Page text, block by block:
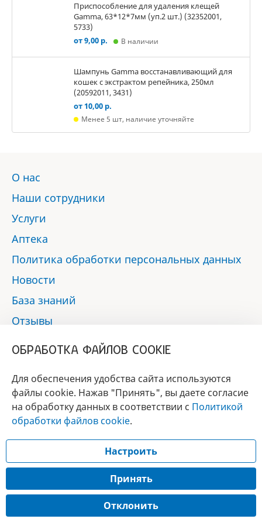
Приспособление для удаления клещей
Gamma, 63*12*7мм (уп.2 шт.) (32352001,
5733)
от 9,00 р.
В наличии
Шампунь Gamma восстанавливающий для
кошек с экстрактом репейника, 250мл
(20592011, 3431)
от 10,00 р.
Менее 5 шт, наличие уточняйте
О нас
Наши сотрудники
Услуги
Аптека
Политика обработки персональных данных
Новости
База знаний
Отзывы
БРЕНД
ГОДА 2017 - 2019
© 2017 - 2026 «Альфа-вет»
Разработка сайта —
Информация, представленная на сайте, носит справочный характер и не
является публичной офертой.
ОБРАБОТКА ФАЙЛОВ COOKIE
Для обеспечения удобства сайта используются
файлы cookie. Нажав "Принять", вы даете согласие
на обработку данных в соответствии с Политикой
обработки файлов cookie.
Настроить
Принять
Отклонить